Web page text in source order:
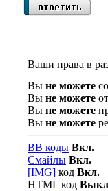
Ваши права в
Вы не можете
Вы не можете
Вы не можете
Вы не можете
BB коды Вкл.
Смайлы Вкл.
[IMG] код Вкл.
HTML код